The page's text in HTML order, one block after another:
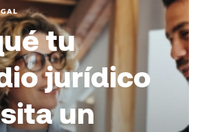
tu
jurídico
un